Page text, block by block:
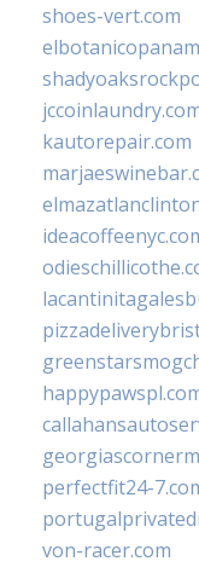
shoes-vert.com
kautorepair.com
perfectfit24-
von-racer.com